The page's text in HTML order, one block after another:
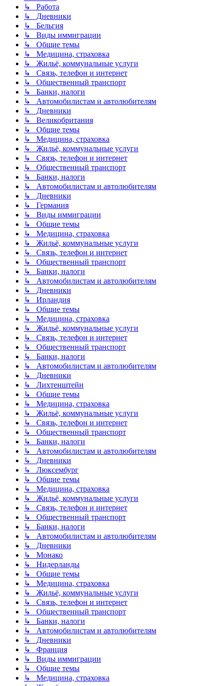
↳ Работа
↳ Дневники
↳ Бельгия
↳ Виды иммиграции
↳ Общие темы
↳ Медицина, страховка
↳ Жильё, коммунальные услуги
↳ Связь, телефон и интернет
↳ Общественный транспорт
↳ Банки, налоги
↳ Автомобилистам и автолюбителям
↳ Дневники
↳ Великобритания
↳ Общие темы
↳ Медицина, страховка
↳ Жильё, коммунальные услуги
↳ Связь, телефон и интернет
↳ Общественный транспорт
↳ Банки, налоги
↳ Автомобилистам и автолюбителям
↳ Дневники
↳ Германия
↳ Виды иммиграции
↳ Общие темы
↳ Медицина, страховка
↳ Жильё, коммунальные услуги
↳ Связь, телефон и интернет
↳ Общественный транспорт
↳ Банки, налоги
↳ Автомобилистам и автолюбителям
↳ Дневники
↳ Ирландия
↳ Общие темы
↳ Медицина, страховка
↳ Жильё, коммунальные услуги
↳ Связь, телефон и интернет
↳ Общественный транспорт
↳ Банки, налоги
↳ Автомобилистам и автолюбителям
↳ Дневники
↳ Лихтенштейн
↳ Общие темы
↳ Медицина, страховка
↳ Жильё, коммунальные услуги
↳ Связь, телефон и интернет
↳ Общественный транспорт
↳ Банки, налоги
↳ Автомобилистам и автолюбителям
↳ Дневники
↳ Люксембург
↳ Общие темы
↳ Медицина, страховка
↳ Жильё, коммунальные услуги
↳ Связь, телефон и интернет
↳ Общественный транспорт
↳ Банки, налоги
↳ Автомобилистам и автолюбителям
↳ Дневники
↳ Монако
↳ Нидерланды
↳ Общие темы
↳ Медицина, страховка
↳ Жильё, коммунальные услуги
↳ Связь, телефон и интернет
↳ Общественный транспорт
↳ Банки, налоги
↳ Автомобилистам и автолюбителям
↳ Дневники
↳ Франция
↳ Виды иммиграции
↳ Общие темы
↳ Медицина, страховка